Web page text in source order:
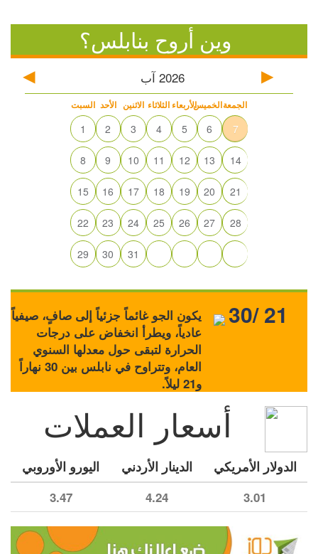
وين أروح بنابلس؟
2026 آب
السبت الأحد الاثنين الثلاثاء الأربعاءالخميسالجمعة
1 2 3 4 5 6 7
8 9 10 11 12 13 14
15 16 17 18 19 20 21
22 23 24 25 26 27 28
29 30 31
يكون الجو غائماً جزئياً إلى صافٍ، صيفياً
عادياً، ويطرأ انخفاض على درجات
الحرارة لتبقى حول معدلها السنوي
العام، وتتراوح في نابلس بين 30 نهاراً
و21 ليلاً.
30/ 21
أسعار العملات
الدولار الأمريكي الدينار الأردني اليورو الأوروبي
3.01
4.24
3.47